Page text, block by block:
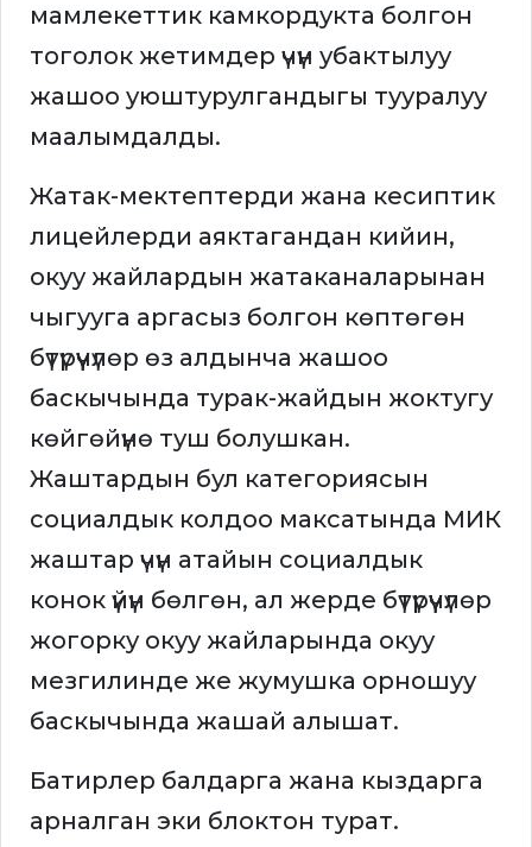
мамлекеттик камкордукта болгон
тоголок жетимдер үчүн убактылуу
жашоо уюштурулгандыгы тууралуу
маалымдалды.
Жатак-мектептерди жана кесиптик
лицейлерди аяктагандан кийин,
окуу жайлардын жатаканаларынан
чыгууга аргасыз болгон көптөгөн
бүтүрүүчүлөр өз алдынча жашоо
баскычында турак-жайдын жоктугу
көйгөйүнө туш болушкан.
Жаштардын бул категориясын
социалдык колдоо максатында МИК
жаштар үчүн атайын социалдык
конок үйүн бөлгөн, ал жерде бүтүрүүчүлөр
жогорку окуу жайларында окуу
мезгилинде же жумушка орношуу
баскычында жашай алышат.
Батирлер балдарга жана кыздарга
арналган эки блоктон турат.